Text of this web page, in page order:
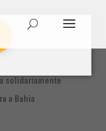
solidariamente
a Bahia